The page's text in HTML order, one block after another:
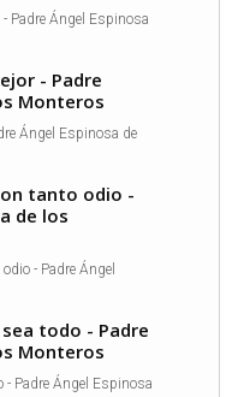
Padre Ángel Espinosa
- Padre
Monteros
Ángel Espinosa de
tanto odio -
de los
- Padre Ángel
todo - Padre
Monteros
- Padre Ángel Espinosa